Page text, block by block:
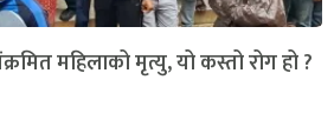
महिलाको मृत्यु, यो कस्तो रोग हो ?